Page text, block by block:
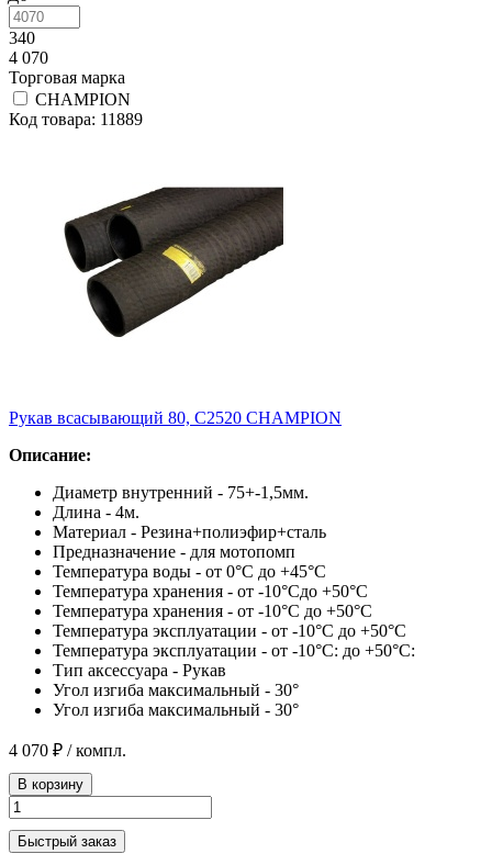
340
4 070
Торговая марка
СHAMPION
Код товара: 11889
Рукав всасывающий 80, С2520 CHAMPION
Описание:
Диаметр внутренний - 75+-1,5мм.
Длина - 4м.
Материал - Резина+полиэфир+сталь
Предназначение - для мотопомп
Температура воды - от 0°С до +45°С
Температура хранения - от -10°Сдо +50°С
Температура хранения - от -10°С до +50°С
Температура эксплуатации - от -10°С до +50°С
Температура эксплуатации - от -10°С: до +50°С:
Тип аксессуара - Рукав
Угол изгиба максимальный - 30°
Угол изгиба максимальный - 30°
4 070 ₽ / компл.
В корзину
Быстрый заказ